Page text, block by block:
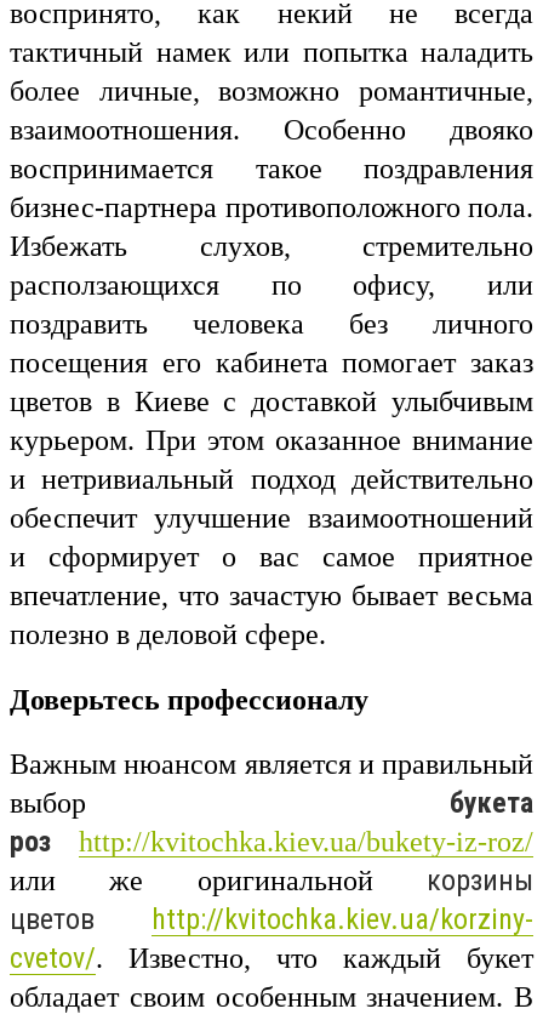
воспринято, как некий не всегда
тактичный намек или попытка наладить
более личные, возможно романтичные,
взаимоотношения. Особенно двояко
воспринимается такое поздравления
бизнес-партнера противоположного пола.
Избежать слухов, стремительно
расползающихся по офису, или
поздравить человека без личного
посещения его кабинета помогает заказ
цветов в Киеве с доставкой улыбчивым
курьером. При этом оказанное внимание
и нетривиальный подход действительно
обеспечит улучшение взаимоотношений
и сформирует о вас самое приятное
впечатление, что зачастую бывает весьма
полезно в деловой сфере.
Доверьтесь профессионалу
Важным нюансом является и правильный
выбор букета
роз
http://kvitochka.kiev.ua/bukety-iz-roz/
или же оригинальной корзины
цветов
http://kvitochka.kiev.ua/korziny-
cvetov/. Известно, что каждый букет
обладает своим особенным значением. В